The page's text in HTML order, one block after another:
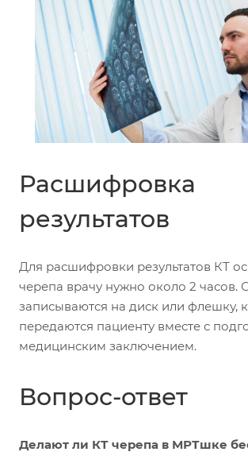
Расшифровка
результатов
Для расшифровки результатов КТ
черепа врачу нужно около 2 часов.
записываются на диск или флешку,
передаются пациенту вместе с
медицинским заключением.
Вопрос-ответ
Делают ли КТ черепа в МРТшке